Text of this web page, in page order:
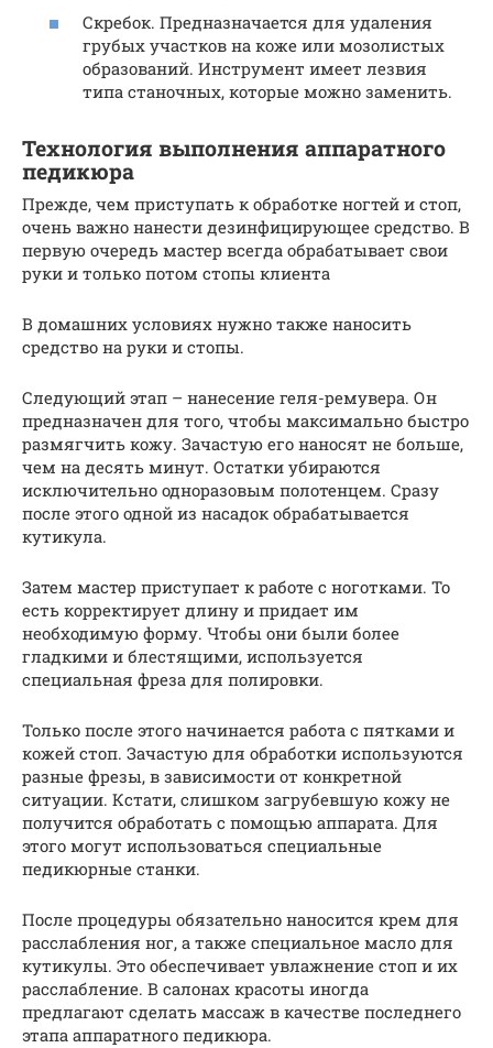
Скребок. Предназначается для удаления
грубых участков на коже или мозолистых
образований. Инструмент имеет лезвия
типа станочных, которые можно заменить.
Технология выполнения аппаратного
педикюра
Прежде, чем приступать к обработке ногтей и стоп,
очень важно нанести дезинфицирующее средство. В
первую очередь мастер всегда обрабатывает свои
руки и только потом стопы клиента
В домашних условиях нужно также наносить
средство на руки и стопы.
Следующий этап – нанесение геля-ремувера. Он
предназначен для того, чтобы максимально быстро
размягчить кожу. Зачастую его наносят не больше,
чем на десять минут. Остатки убираются
исключительно одноразовым полотенцем. Сразу
после этого одной из насадок обрабатывается
кутикула.
Затем мастер приступает к работе с ноготками. То
есть корректирует длину и придает им
необходимую форму. Чтобы они были более
гладкими и блестящими, используется
специальная фреза для полировки.
Только после этого начинается работа с пятками и
кожей стоп. Зачастую для обработки используются
разные фрезы, в зависимости от конкретной
ситуации. Кстати, слишком загрубевшую кожу не
получится обработать с помощью аппарата. Для
этого могут использоваться специальные
педикюрные станки.
После процедуры обязательно наносится крем для
расслабления ног, а также специальное масло для
кутикулы. Это обеспечивает увлажнение стоп и их
расслабление. В салонах красоты иногда
предлагают сделать массаж в качестве последнего
этапа аппаратного педикюра.